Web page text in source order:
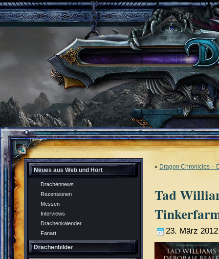
Neues aus Web und Hort
Drachennews
Rezensionen
Messen
Interviews
Drachenkalender
Fanart
Drachenbilder
« Dragon Chronicles –
Tad
23. März